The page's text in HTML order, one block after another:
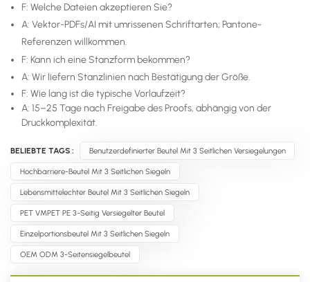
F: Welche Dateien akzeptieren Sie?
A: Vektor-PDFs/AI mit umrissenen Schriftarten; Pantone-
Referenzen willkommen.
F: Kann ich eine Stanzform bekommen?
A: Wir liefern Stanzlinien nach Bestätigung der Größe.
F: Wie lang ist die typische Vorlaufzeit?
A: 15–25 Tage nach Freigabe des Proofs, abhängig von der
Druckkomplexität.
BELIEBTE TAGS : Benutzerdefinierter Beutel Mit 3 Seitlichen Versiegelungen
Hochbarriere-Beutel Mit 3 Seitlichen Siegeln
Lebensmittelechter Beutel Mit 3 Seitlichen Siegeln
PET VMPET PE 3-Seitig Versiegelter Beutel
Einzelportionsbeutel Mit 3 Seitlichen Siegeln
OEM ODM 3-Seitensiegelbeutel